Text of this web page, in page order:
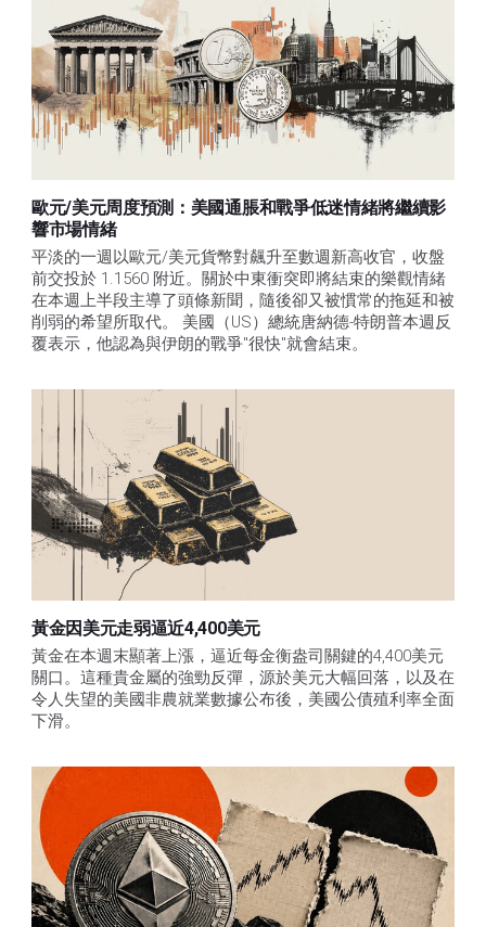
歐元/美元周度預測：美國通脹和戰爭低迷情緒將繼續影
響市場情緒
平淡的一週以歐元/美元貨幣對飆升至數週新高收官，收盤
前交投於 1.1560 附近。關於中東衝突即將結束的樂觀情緒
在本週上半段主導了頭條新聞，隨後卻又被慣常的拖延和被
削弱的希望所取代。 美國（US）總統唐納德-特朗普本週反
覆表示，他認為與伊朗的戰爭"很快"就會結束。
黃金因美元走弱逼近4,400美元
黃金在本週末顯著上漲，逼近每金衡盎司關鍵的4,400美元
關口。這種貴金屬的強勁反彈，源於美元大幅回落，以及在
令人失望的美國非農就業數據公布後，美國公債殖利率全面
下滑。